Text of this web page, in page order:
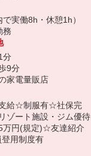
実働8h・休憩1h）
務
分
9分
家電量販店
給☆制服有☆社保完
ート施設・ジム優待
円(規定)☆友達紹介
用制度有